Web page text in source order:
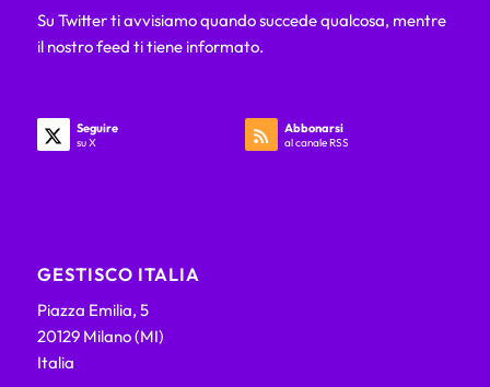
Su Twitter ti avvisiamo quando succede qualcosa, mentre
il nostro feed ti tiene informato.
Seguire
su X
Abbonarsi
al canale RSS
GESTISCO ITALIA
Piazza Emilia, 5
20129 Milano (MI)
Italia